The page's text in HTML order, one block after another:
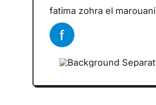
fatima zohra el marouani